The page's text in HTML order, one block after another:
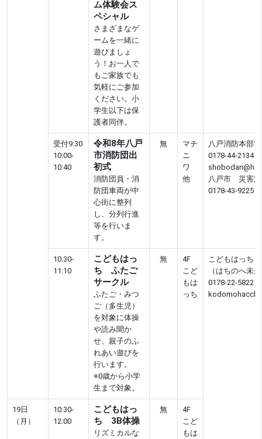
ム体験会ス
ペシャル
さまざまなゲ
ームを一緒に
遊びましょ
う！お一人で
もご家族でも
気軽にご参加
ください。小
学生以下は保
護者同伴。
受付9:30
10:00-
10:40
令和8年八戸
市消防団出
初式
消防団員・消
防団車両が中
心街に整列
し、分列行進
等を行いま
す。
無
マチ
ニ
ワ
他
八戸消防本部
0178-44-2134
八戸市 災害対
0178-43-9225
10:30-
11:10
こどもはっ
ち ふたご
サークル
ふたご・みつ
ご（多生児）
を対象に体操
や読み聞か
せ、親子のふ
れあい遊びを
行います。
※0歳から小学
生まで対象。
無
4F
こど
もは
っち
こどもはっち
（はちのへ未
0178-22-5822
19日
（月）
10:30-
12:00
こどもはっ
ち 3B体操
リズミカルな
無
4F
こど
もは